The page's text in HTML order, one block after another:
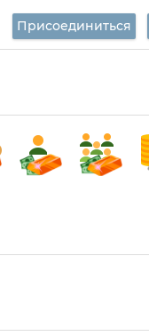
Присоединиться